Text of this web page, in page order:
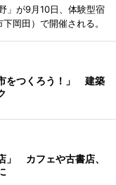
」が9月10日、体験型宿
岡田）で開催される。
をつくろう！」 建築
」 カフェや古書店、